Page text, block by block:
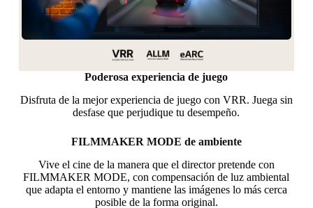
Poderosa experiencia de juego
Disfruta de la mejor experiencia de juego con VRR. Juega sin
desfase que perjudique tu desempeño.
FILMMAKER MODE de ambiente
Vive el cine de la manera que el director pretende con
FILMMAKER MODE, con compensación de luz ambiental
que adapta el entorno y mantiene las imágenes lo más cerca
posible de la forma original.